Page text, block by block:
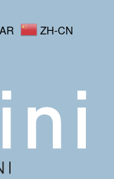
AR ZH-CN